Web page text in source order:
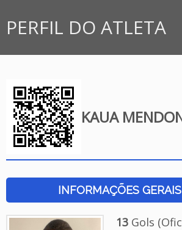
PERFIL DO ATLETA
KAUA
INFORMAÇÕES
13Gols